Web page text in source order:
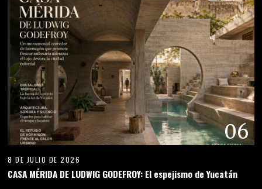
06
8 DE JULIO DE 2026
CASA MÉRIDA DE LUDWIG GODEFROY: El espejismo de Yucatán